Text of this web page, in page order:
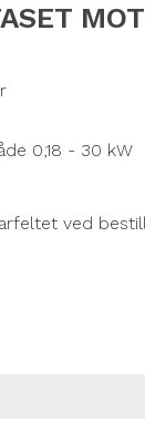
0,18 - 30 kW
ved